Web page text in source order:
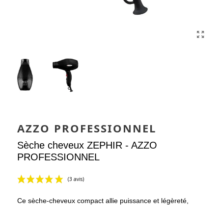
AZZO PROFESSIONNEL
Sèche cheveux ZEPHIR - AZZO
PROFESSIONNEL
Ce sèche-cheveux compact allie puissance et légèreté,